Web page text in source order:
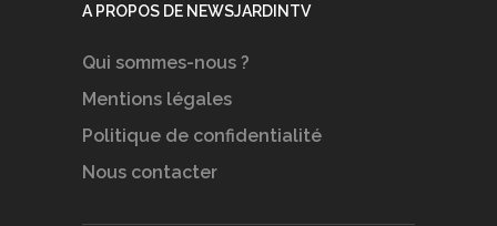
A PROPOS DE NEWSJARDINTV
Qui sommes-nous ?
Mentions légales
Politique de confidentialité
Nous contacter